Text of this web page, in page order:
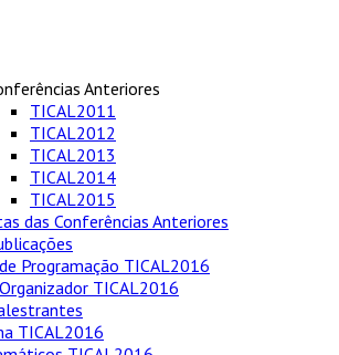
Anteriores
TICAL2011
TICAL2012
TICAL2013
TICAL2014
TICAL2015
das Conferências Anteriores
Programação TICAL2016
TICAL2016
TICAL2016